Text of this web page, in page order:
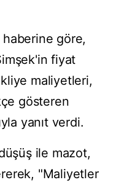
göre,
fiyat
maliyetleri,
gösteren
yanıt verdi.
ile mazot,
"Maliyetler